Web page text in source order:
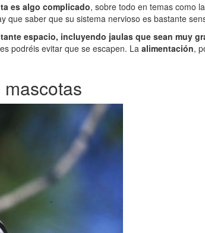
es algo complicado, sobre todo en temas como
que saber que su sistema nervioso es bastante
espacio, incluyendo jaulas que sean muy
podréis evitar que se escapen. La alimentación,